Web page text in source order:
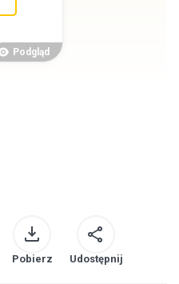
Podgląd
Pobierz Udostępnij